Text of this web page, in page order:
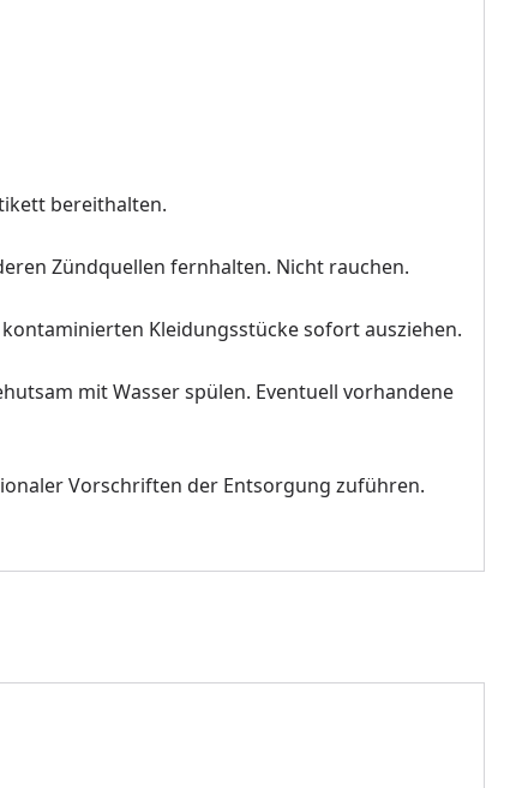
bereithalten.
Zündquellen fernhalten. Nicht rauchen.
kontaminierten Kleidungsstücke sofort ausziehen.
mit Wasser spülen. Eventuell vorhandene
Vorschriften der Entsorgung zuführen.